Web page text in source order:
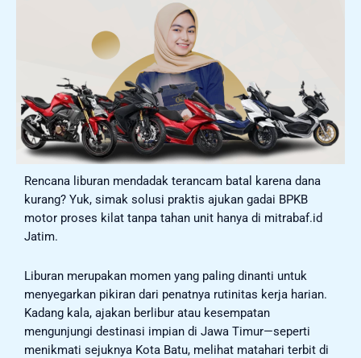
Rencana liburan mendadak terancam batal karena dana
kurang? Yuk, simak solusi praktis ajukan gadai BPKB
motor proses kilat tanpa tahan unit hanya di mitrabaf.id
Jatim.
Liburan merupakan momen yang paling dinanti untuk
menyegarkan pikiran dari penatnya rutinitas kerja harian.
Kadang kala, ajakan berlibur atau kesempatan
mengunjungi destinasi impian di Jawa Timur—seperti
menikmati sejuknya Kota Batu, melihat matahari terbit di